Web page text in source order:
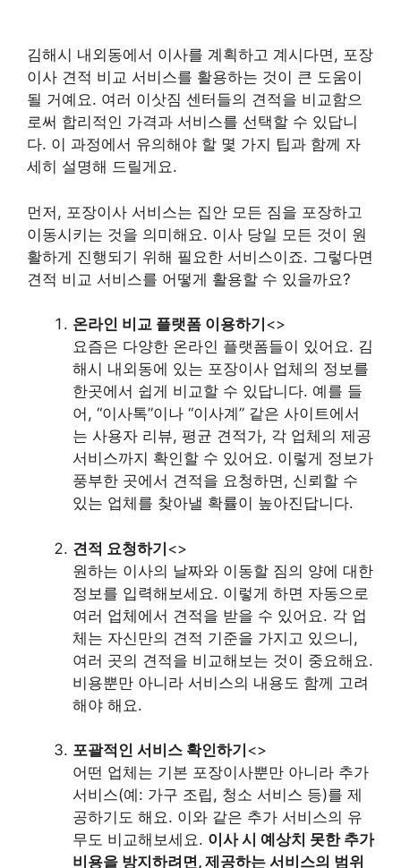
김해시 내외동에서 이사를 계획하고 계시다면, 포장
이사 견적 비교 서비스를 활용하는 것이 큰 도움이
될 거예요. 여러 이삿짐 센터들의 견적을 비교함으
로써 합리적인 가격과 서비스를 선택할 수 있답니
다. 이 과정에서 유의해야 할 몇 가지 팁과 함께 자
세히 설명해 드릴게요.
먼저, 포장이사 서비스는 집안 모든 짐을 포장하고
이동시키는 것을 의미해요. 이사 당일 모든 것이 원
활하게 진행되기 위해 필요한 서비스이죠. 그렇다면
견적 비교 서비스를 어떻게 활용할 수 있을까요?
온라인 비교 플랫폼 이용하기 <>
요즘은 다양한 온라인 플랫폼들이 있어요. 김
해시 내외동에 있는 포장이사 업체의 정보를
한곳에서 쉽게 비교할 수 있답니다. 예를 들
어, “이사톡”이나 “이사계” 같은 사이트에서
는 사용자 리뷰, 평균 견적가, 각 업체의 제공
서비스까지 확인할 수 있어요. 이렇게 정보가
풍부한 곳에서 견적을 요청하면, 신뢰할 수
있는 업체를 찾아낼 확률이 높아진답니다.
견적 요청하기<>
원하는 이사의 날짜와 이동할 짐의 양에 대한
정보를 입력해보세요. 이렇게 하면 자동으로
여러 업체에서 견적을 받을 수 있어요. 각 업
체는 자신만의 견적 기준을 가지고 있으니,
여러 곳의 견적을 비교해보는 것이 중요해요.
비용뿐만 아니라 서비스의 내용도 함께 고려
해야 해요.
포괄적인 서비스 확인하기 <>
어떤 업체는 기본 포장이사뿐만 아니라 추가
서비스(예: 가구 조립, 청소 서비스 등)를 제
공하기도 해요. 이와 같은 추가 서비스의 유
무도 비교해보세요. 이사 시 예상치 못한 추가
비용을 방지하려면, 제공하는 서비스의 범위